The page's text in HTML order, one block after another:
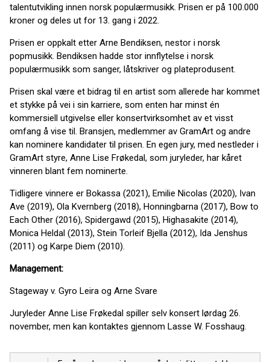
talentutvikling innen norsk populærmusikk. Prisen er på 100.000
kroner og deles ut for 13. gang i 2022.
Prisen er oppkalt etter Arne Bendiksen, nestor i norsk
popmusikk. Bendiksen hadde stor innflytelse i norsk
populærmusikk som sanger, låtskriver og plateprodusent.
Prisen skal være et bidrag til en artist som allerede har kommet
et stykke på vei i sin karriere, som enten har minst én
kommersiell utgivelse eller konsertvirksomhet av et visst
omfang å vise til. Bransjen, medlemmer av GramArt og andre
kan nominere kandidater til prisen. En egen jury, med nestleder i
GramArt styre, Anne Lise Frøkedal, som juryleder, har kåret
vinneren blant fem nominerte.
Tidligere vinnere er Bokassa (2021), Emilie Nicolas (2020), Ivan
Ave (2019), Ola Kvernberg (2018), Honningbarna (2017), Bow to
Each Other (2016), Spidergawd (2015), Highasakite (2014),
Monica Heldal (2013), Stein Torleif Bjella (2012), Ida Jenshus
(2011) og Karpe Diem (2010).
Management:
Stageway v. Gyro Leira og Arne Svare
Juryleder Anne Lise Frøkedal spiller selv konsert lørdag 26.
november, men kan kontaktes gjennom Lasse W. Fosshaug.